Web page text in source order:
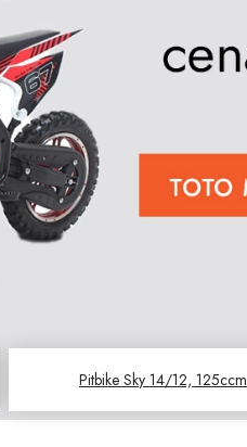
Pitbike Sky 14/12, 125ccm